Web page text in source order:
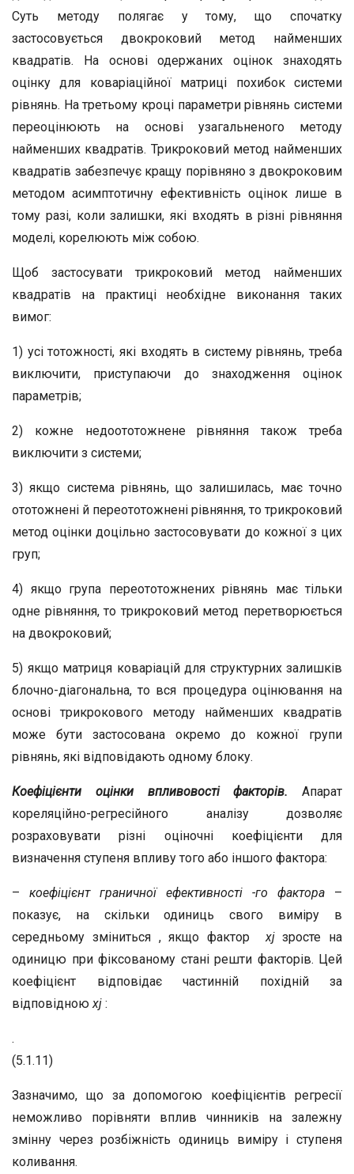
Суть методу полягає у тому, що спочатку
застосовується двокроковий метод найменших
квадратів. На основі одержаних оцінок знаходять
оцінку для коваріаційної матриці похибок системи
рівнянь. На третьому кроці параметри рівнянь системи
переоцінюють на основі узагальненого методу
найменших квадратів. Трикроковий метод найменших
квадратів забезпечує кращу порівняно з двокроковим
методом асимптотичну ефективність оцінок лише в
тому разі, коли залишки, які входять в різні рівняння
моделі, корелюють між собою.
Щоб застосувати трикроковий метод найменших
квадратів на практиці необхідне виконання таких
вимог:
1) усі тотожності, які входять в систему рівнянь, треба
виключити, приступаючи до знаходження оцінок
параметрів;
2) кожне недоототожнене рівняння також треба
виключити з системи;
3) якщо система рівнянь, що залишилась, має точно
ототожнені й переототожнені рівняння, то трикроковий
метод оцінки доцільно застосовувати до кожної з цих
груп;
4) якщо група переототожнених рівнянь має тільки
одне рівняння, то трикроковий метод перетворюється
на двокроковий;
5) якщо матриця коваріацій для структурних залишків
блочно-діагональна, то вся процедура оцінювання на
основі трикрокового методу найменших квадратів
може бути застосована окремо до кожної групи
рівнянь, які відповідають одному блоку.
Коефіцієнти оцінки впливовості факторів. Апарат
кореляційно-регресійного аналізу дозволяє
розраховувати різні оціночні коефіцієнти для
визначення ступеня впливу того або іншого фактора:
– коефіцієнт граничної ефективності -го фактора –
показує, на скільки одиниць свого виміру в
середньому зміниться , якщо факторхjзросте на
одиницю при фіксованому стані решти факторів. Цей
коефіцієнт відповідає частинній похідній за
відповідноюхj :
.
(5.1.11)
Зазначимо, що за допомогою коефіцієнтів регресії
неможливо порівняти вплив чинників на залежну
змінну через розбіжність одиниць виміру і ступеня
коливання.